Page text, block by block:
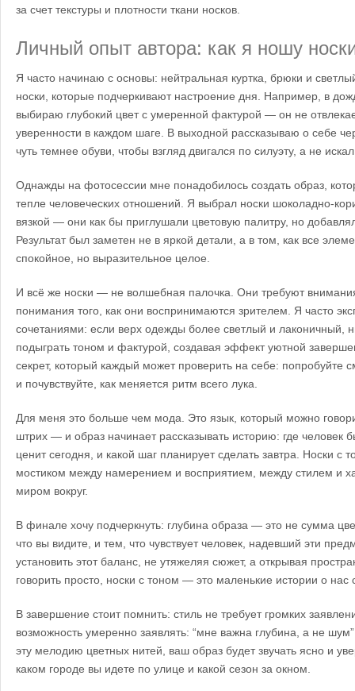
за счет текстуры и плотности ткани носков.
Личный опыт автора: как я ношу
Я часто начинаю с основы: нейтральная куртка, брюки и
носки, которые подчеркивают настроение дня. Например, в
выбираю глубокий цвет с умеренной фактурой — он не
уверенности в каждом шаге. В выходной рассказываю о себе
чуть темнее обуви, чтобы взгляд двигался по силуэту, а не
Однажды на фотосессии мне понадобилось создать образ,
тепле человеческих отношений. Я выбрал носки шоколадно-
вязкой — они как бы приглушали цветовую палитру, но
Результат был заметен не в яркой детали, а в том, как все
спокойное, но выразительное целое.
И всё же носки — не волшебная палочка. Они требуют
понимания того, как они воспринимаются зрителем. Я часто
сочетаниями: если верх одежды более светлый и лаконичный,
подыграть тоном и фактурой, создавая эффект уютной
секрет, который каждый может проверить на себе: попробуйте
и почувствуйте, как меняется ритм всего лука.
Для меня это больше чем мода. Это язык, который можно
штрих — и образ начинает рассказывать историю: где человек
ценит сегодня, и какой шаг планирует сделать завтра. Носки с
мостиком между намерением и восприятием, между стилем и
миром вокруг.
В финале хочу подчеркнуть: глубина образа — это не сумма
что вы видите, и тем, что чувствует человек, надевший эти
установить этот баланс, не утяжеляя сюжет, а открывая
говорить просто, носки с тоном — это маленькие истории о нас
В завершение стоит помнить: стиль не требует громких
возможность умеренно заявлять: “мне важна глубина, а не
эту мелодию цветных нитей, ваш образ будет звучать ясно и
каком городе вы идете по улице и какой сезон за окном.